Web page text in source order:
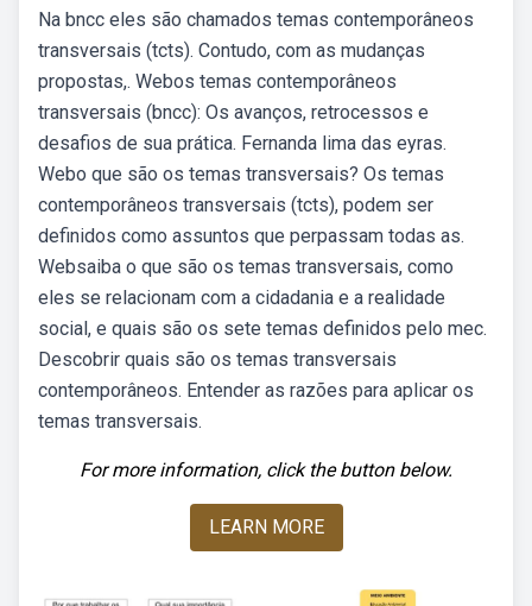
Na bncc eles são chamados temas contemporâneos
transversais (tcts). Contudo, com as mudanças
propostas,. Webos temas contemporâneos
transversais (bncc): Os avanços, retrocessos e
desafios de sua prática. Fernanda lima das eyras.
Webo que são os temas transversais? Os temas
contemporâneos transversais (tcts), podem ser
definidos como assuntos que perpassam todas as.
Websaiba o que são os temas transversais, como
eles se relacionam com a cidadania e a realidade
social, e quais são os sete temas definidos pelo mec.
Descobrir quais são os temas transversais
contemporâneos. Entender as razões para aplicar os
temas transversais.
For more information, click the button below.
LEARN MORE